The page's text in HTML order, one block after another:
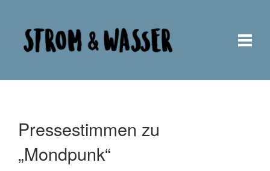
Pressestimmen zu
„Mondpunk“